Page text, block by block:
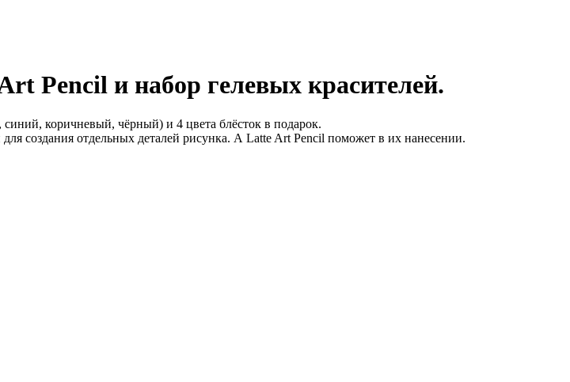
Pencil и набор гелевых красителей.
коричневый, чёрный) и 4 цвета блёсток в подарок.
создания отдельных деталей рисунка. А Latte Art Pencil поможет в их нанесении.